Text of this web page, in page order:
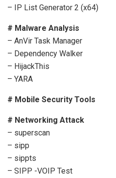
– IP List Generator 2 (x64)
# Malware Analysis
– AnVir Task Manager
– Dependency Walker
– HijackThis
– YARA
# Mobile Security Tools
# Networking Attack
– superscan
– sipp
– sippts
– SIPP -VOIP Test